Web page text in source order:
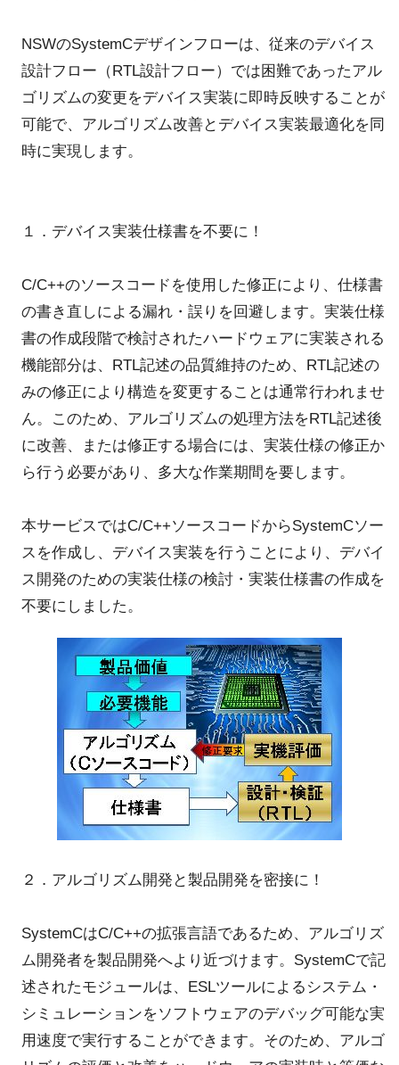
NSWのSystemCデザインフローは、従来のデバイス
設計フロー（RTL設計フロー）では困難であったアル
ゴリズムの変更をデバイス実装に即時反映することが
可能で、アルゴリズム改善とデバイス実装最適化を同
時に実現します。
１．デバイス実装仕様書を不要に！
C/C++のソースコードを使用した修正により、仕様書
の書き直しによる漏れ・誤りを回避します。実装仕様
書の作成段階で検討されたハードウェアに実装される
機能部分は、RTL記述の品質維持のため、RTL記述の
みの修正により構造を変更することは通常行われませ
ん。このため、アルゴリズムの処理方法をRTL記述後
に改善、または修正する場合には、実装仕様の修正か
ら行う必要があり、多大な作業期間を要します。
本サービスではC/C++ソースコードからSystemCソー
スを作成し、デバイス実装を行うことにより、デバイ
ス開発のための実装仕様の検討・実装仕様書の作成を
不要にしました。
２．アルゴリズム開発と製品開発を密接に！
SystemCはC/C++の拡張言語であるため、アルゴリズ
ム開発者を製品開発へより近づけます。SystemCで記
述されたモジュールは、ESLツールによるシステム・
シミュレーションをソフトウェアのデバッグ可能な実
用速度で実行することができます。そのため、アルゴ